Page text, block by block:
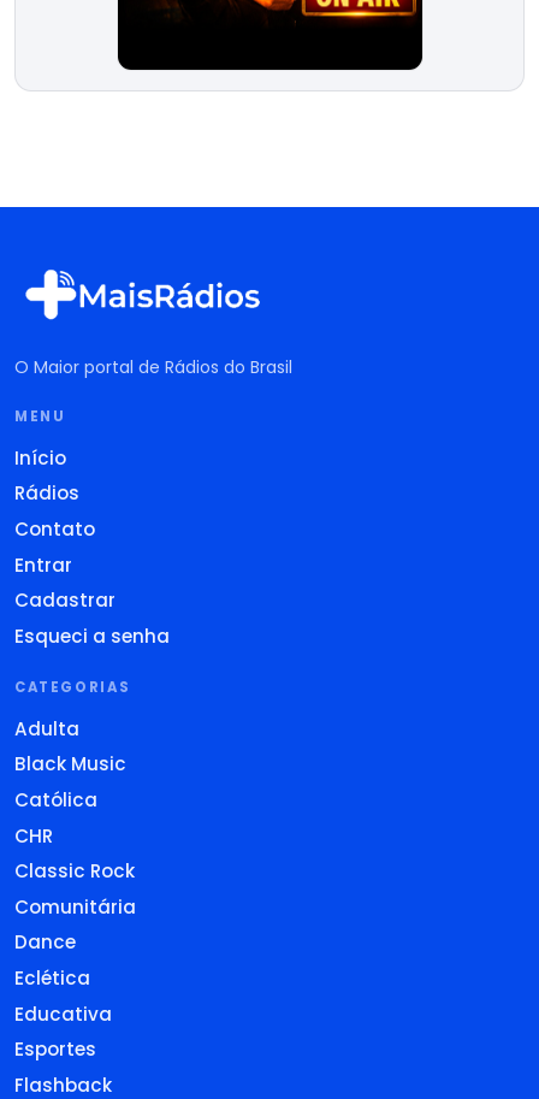
O Maior portal de Rádios do Brasil
MENU
Início
Rádios
Contato
Entrar
Cadastrar
Esqueci a senha
CATEGORIAS
Adulta
Black Music
Católica
CHR
Classic Rock
Comunitária
Dance
Eclética
Educativa
Esportes
Flashback